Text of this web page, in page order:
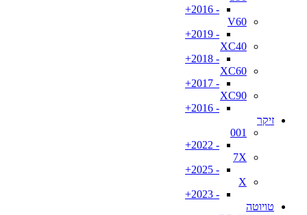
- 2016+
V60
- 2019+
XC40
- 2018+
XC60
- 2017+
XC90
- 2016+
זיקר
001
- 2022+
7X
- 2025+
X
- 2023+
טויוטה